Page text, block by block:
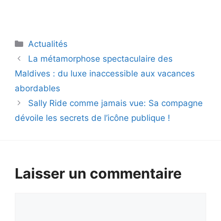
Catégories
Actualités
La métamorphose spectaculaire des
Maldives : du luxe inaccessible aux vacances
abordables
Sally Ride comme jamais vue: Sa compagne
dévoile les secrets de l’icône publique !
Laisser un commentaire